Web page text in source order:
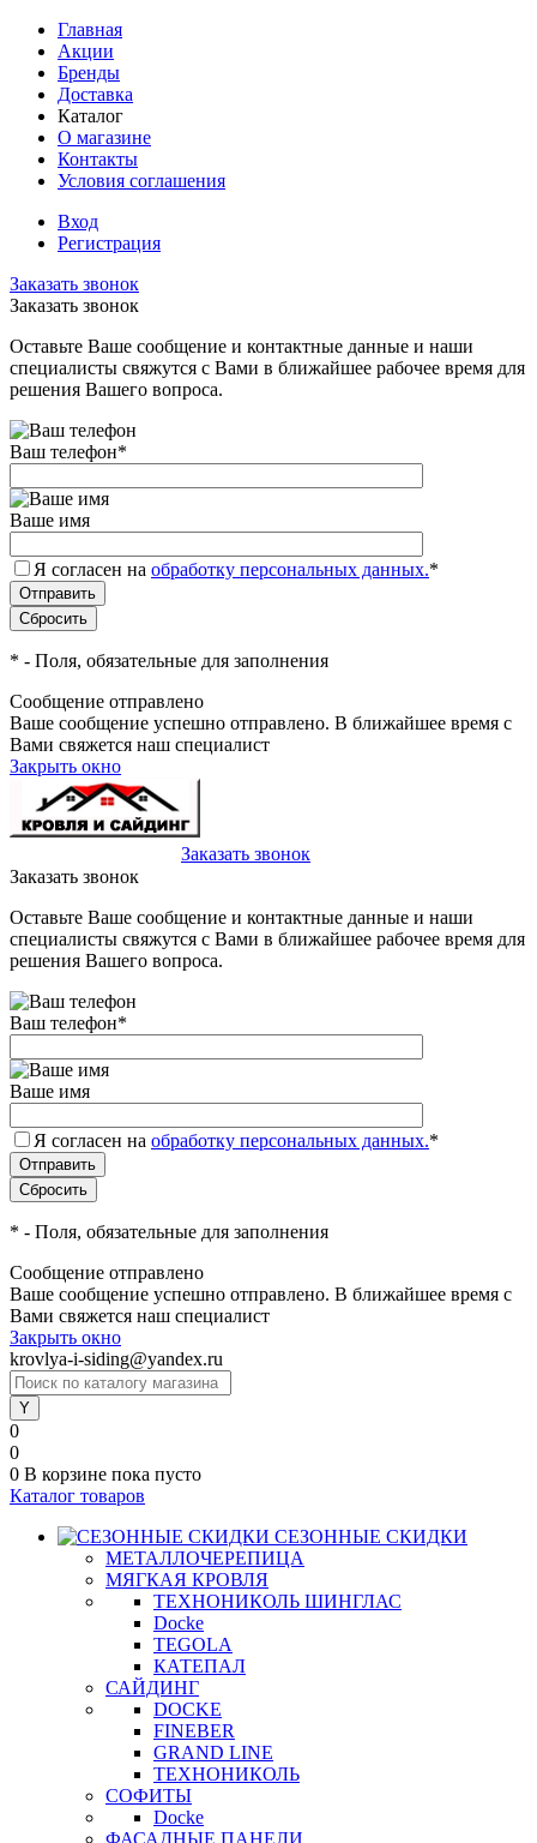
Главная
Акции
Бренды
Доставка
Каталог
О магазине
Контакты
Условия соглашения
Вход
Регистрация
Заказать звонок
Заказать звонок
Оставьте Ваше сообщение и контактные данные и наши
специалисты свяжутся с Вами в ближайшее рабочее время для
решения Вашего вопроса.
Ваш телефон*
Ваше имя
Я согласен на обработку персональных данных.*
* - Поля, обязательные для заполнения
Сообщение отправлено
Ваше сообщение успешно отправлено. В ближайшее время с
Вами свяжется наш специалист
Закрыть окно
Заказать звонок
Заказать звонок
Оставьте Ваше сообщение и контактные данные и наши
специалисты свяжутся с Вами в ближайшее рабочее время для
решения Вашего вопроса.
Ваш телефон*
Ваше имя
Я согласен на обработку персональных данных.*
* - Поля, обязательные для заполнения
Сообщение отправлено
Ваше сообщение успешно отправлено. В ближайшее время с
Вами свяжется наш специалист
Закрыть окно
krovlya-i-siding@yandex.ru
0
0
0 В корзине пока пусто
Каталог товаров
СЕЗОННЫЕ СКИДКИ
МЕТАЛЛОЧЕРЕПИЦА
МЯГКАЯ КРОВЛЯ
ТЕХНОНИКОЛЬ ШИНГЛАС
Docke
TEGOLA
КАТЕПАЛ
САЙДИНГ
DOCKE
FINEBER
GRAND LINE
ТЕХНОНИКОЛЬ
СОФИТЫ
Docke
ФАСАДНЫЕ ПАНЕЛИ